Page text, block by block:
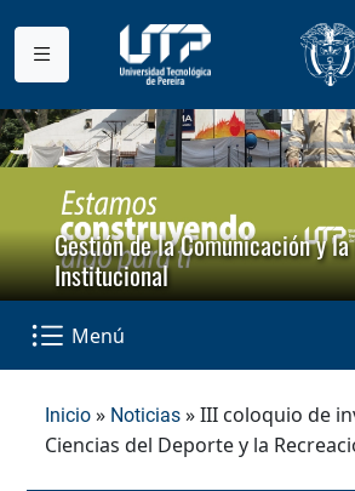
Gestión de la Comunicación y
Institucional
Menú
Inicio » Noticias » III coloquio de
Ciencias del Deporte y la